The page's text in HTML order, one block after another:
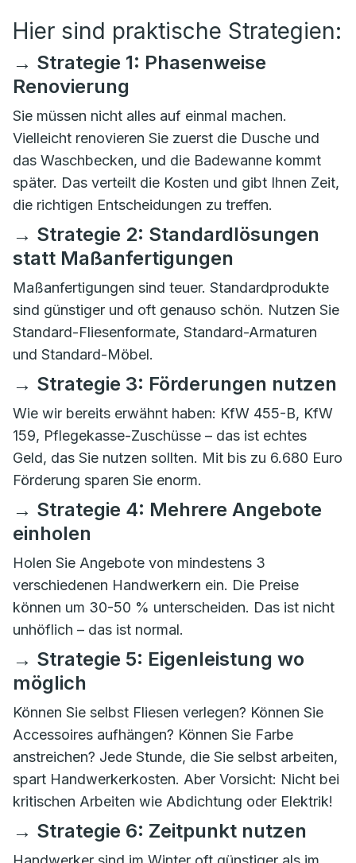
Hier sind praktische Strategien:
→ Strategie 1: Phasenweise
Renovierung
Sie müssen nicht alles auf einmal machen.
Vielleicht renovieren Sie zuerst die Dusche und
das Waschbecken, und die Badewanne kommt
später. Das verteilt die Kosten und gibt Ihnen Zeit,
die richtigen Entscheidungen zu treffen.
→ Strategie 2: Standardlösungen
statt Maßanfertigungen
Maßanfertigungen sind teuer. Standardprodukte
sind günstiger und oft genauso schön. Nutzen Sie
Standard-Fliesenformate, Standard-Armaturen
und Standard-Möbel.
→ Strategie 3: Förderungen nutzen
Wie wir bereits erwähnt haben: KfW 455-B, KfW
159, Pflegekasse-Zuschüsse – das ist echtes
Geld, das Sie nutzen sollten. Mit bis zu 6.680 Euro
Förderung sparen Sie enorm.
→ Strategie 4: Mehrere Angebote
einholen
Holen Sie Angebote von mindestens 3
verschiedenen Handwerkern ein. Die Preise
können um 30-50 % unterscheiden. Das ist nicht
unhöflich – das ist normal.
→ Strategie 5: Eigenleistung wo
möglich
Können Sie selbst Fliesen verlegen? Können Sie
Accessoires aufhängen? Können Sie Farbe
anstreichen? Jede Stunde, die Sie selbst arbeiten,
spart Handwerkerkosten. Aber Vorsicht: Nicht bei
kritischen Arbeiten wie Abdichtung oder Elektrik!
→ Strategie 6: Zeitpunkt nutzen